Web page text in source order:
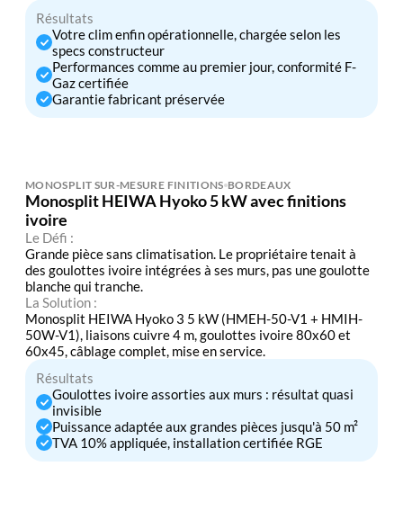
Résultats
Votre clim enfin opérationnelle, chargée selon les
specs constructeur
Performances comme au premier jour, conformité F-
Gaz certifiée
Garantie fabricant préservée
MONOSPLIT SUR-MESURE FINITIONS BORDEAUX
Monosplit HEIWA Hyoko 5 kW avec finitions
ivoire
Le Défi :
Grande pièce sans climatisation. Le propriétaire tenait à
des goulottes ivoire intégrées à ses murs, pas une goulotte
blanche qui tranche.
La Solution :
Monosplit HEIWA Hyoko 3 5 kW (HMEH-50-V1 + HMIH-
50W-V1), liaisons cuivre 4 m, goulottes ivoire 80x60 et
60x45, câblage complet, mise en service.
Résultats
Goulottes ivoire assorties aux murs : résultat quasi
invisible
Puissance adaptée aux grandes pièces jusqu'à 50 m²
TVA 10% appliquée, installation certifiée RGE